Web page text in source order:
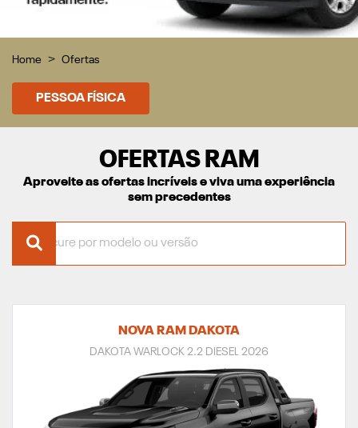
Home Ofertas
PESSOA FÍSICA
OFERTAS RAM
Aproveite as ofertas incríveis e viva uma experiência
sem precedentes
NOVA RAM DAKOTA
DAKOTA WARLOCK 2.2 DIESEL 2026